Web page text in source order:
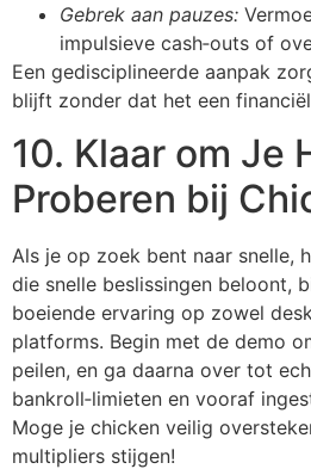
Gebrek aan pauzes:
impulsieve cash‑outs of
Een gedisciplineerde aanpak
blijft zonder dat het een
10. Klaar om Je
Proberen bij
Als je op zoek bent naar snelle,
die snelle beslissingen beloont,
boeiende ervaring op zowel
platforms. Begin met de demo
peilen, en ga daarna over tot
bankroll‑limieten en vooraf
Moge je chicken veilig
multipliers stijgen!